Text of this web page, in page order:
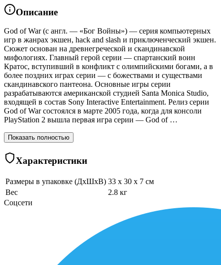
Описание
God of War (с англ. — «Бог Войны») — серия компьютерных
игр в жанрах экшен, hack and slash и приключенческий экшен.
Сюжет основан на древнегреческой и скандинавской
мифологиях. Главный герой серии — спартанский воин
Кратос, вступивший в конфликт с олимпийскими богами, а в
более поздних играх серии — с божествами и существами
скандинавского пантеона. Основные игры серии
разрабатываются американской студией Santa Monica Studio,
входящей в состав Sony Interactive Entertainment. Релиз серии
God of War состоялся в марте 2005 года, когда для консоли
PlayStation 2 вышла первая игра серии — God of …
Показать полностью
Характеристики
Размеры в упаковке (ДхШхВ) 33 x 30 x 7 см
Вес
2.8 кг
Соцсети